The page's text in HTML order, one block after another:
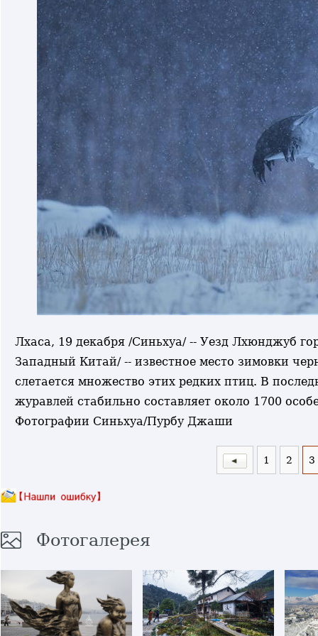
Лхаса, 19 декабря /Синьхуа/ -- Уезд Лхюнджуб
Западный Китай/ -- известное место зимовки
слетается множество этих редких птиц. В
журавлей стабильно составляет около 1700
Фотографии Синьхуа/Пурбу Джаши
1 2 3
Фотогалерея